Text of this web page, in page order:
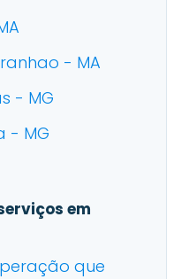
- MA
- MG
- MG
em
que